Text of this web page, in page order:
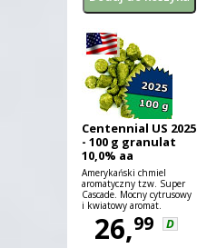
Centennial US 2025
- 100 g granulat
10,0% aa
Amerykański chmiel
aromatyczny tzw. Super
Cascade. Mocny cytrusowy
i kwiatowy aromat.
26,99 D